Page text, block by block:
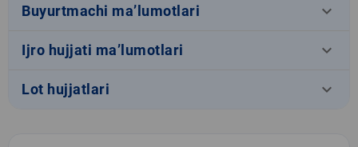
Buyurtmachi ma’lumotlari keyboard_arrow_down
Ijro hujjati ma’lumotlari keyboard_arrow_down
Lot hujjatlari keyboard_arrow_down